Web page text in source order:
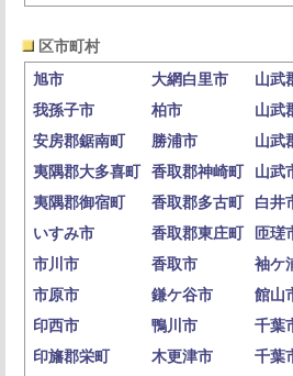
区市町村
旭市
大網白里市 山武
我孫子市
柏市 山武
安房郡鋸南町
勝浦市 山武
夷隅郡大多喜町
香取郡神崎町 山武
夷隅郡御宿町
香取郡多古町 白井
いすみ市
香取郡東庄町 匝瑳
市川市
香取市 袖ケ
市原市
鎌ケ谷市 館山
印西市
鴨川市 千葉
印旛郡栄町
木更津市 千葉